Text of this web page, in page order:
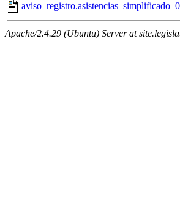
Apache/2.4.29 (Ubuntu) Server at